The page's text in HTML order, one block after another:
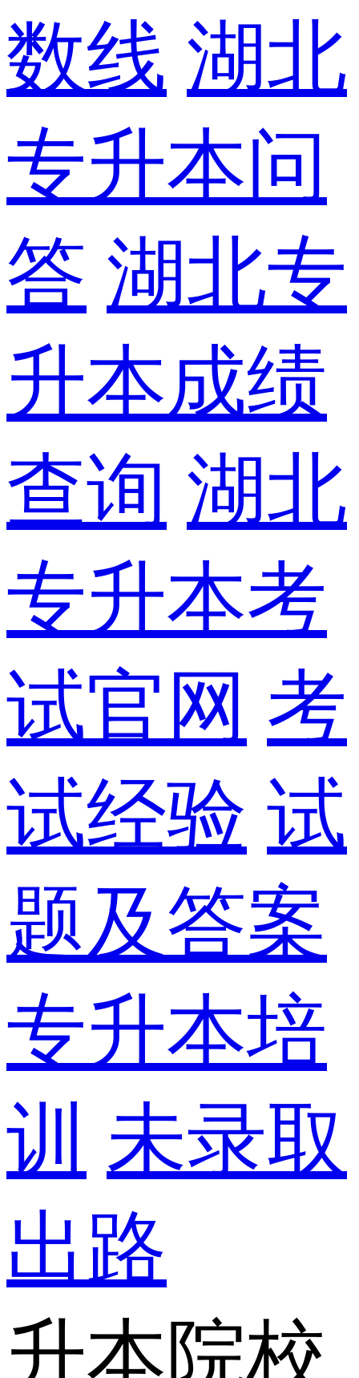
数线 湖北
专升本问
答 湖北专
升本成绩
查询 湖北
专升本考
试官网 考
试经验 试
题及答案
专升本培
训 未录取
出路
升本院校